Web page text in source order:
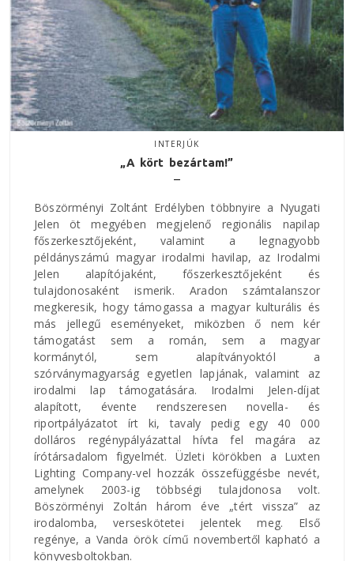
INTERJÚK
„A kört bezártam!”
Böszörményi Zoltánt Erdélyben többnyire a Nyugati
Jelen öt megyében megjelenő regionális napilap
főszerkesztőjeként, valamint a legnagyobb
példányszámú magyar irodalmi havilap, az Irodalmi
Jelen alapítójaként, főszerkesztőjeként és
tulajdonosaként ismerik. Aradon számtalanszor
megkeresik, hogy támogassa a magyar kulturális és
más jellegű eseményeket, miközben ő nem kér
támogatást sem a román, sem a magyar
kormánytól, sem alapítványoktól a
szórványmagyarság egyetlen lapjának, valamint az
irodalmi lap támogatására. Irodalmi Jelen-díjat
alapított, évente rendszeresen novella- és
riportpályázatot írt ki, tavaly pedig egy 40 000
dolláros regénypályázattal hívta fel magára az
írótársadalom figyelmét. Üzleti körökben a Luxten
Lighting Company-vel hozzák összefüggésbe nevét,
amelynek 2003-ig többségi tulajdonosa volt.
Böszörményi Zoltán három éve „tért vissza” az
irodalomba, verseskötetei jelentek meg. Első
regénye, a Vanda örök című novembertől kapható a
könyvesboltokban.